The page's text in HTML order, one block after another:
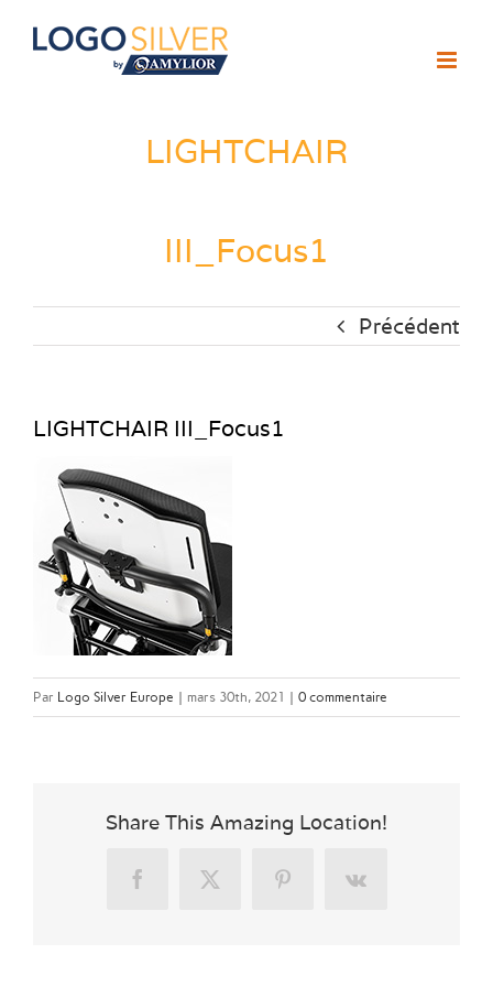
Passer
LIGHTCHAIR
III_Focus1
Précédent
LIGHTCHAIR III_Focus1
Par Logo Silver Europe | mars 30th, 2021 | 0 commentaire
Share This Amazing Location!
FacebookX PinterestVk